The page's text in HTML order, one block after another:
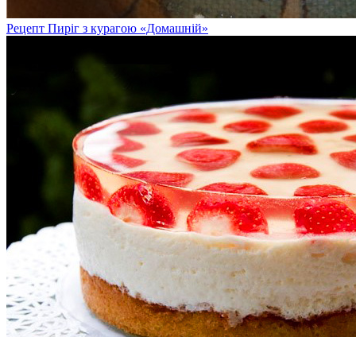
Рецепт Пиріг з курагою «Домашній»